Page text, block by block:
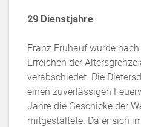
29 Dienstjahre
Franz Frühauf wurde
Erreichen der
verabschiedet. Die
einen zuverlässigen
Jahre die Geschicke der
mitgestaltete. Da er sich